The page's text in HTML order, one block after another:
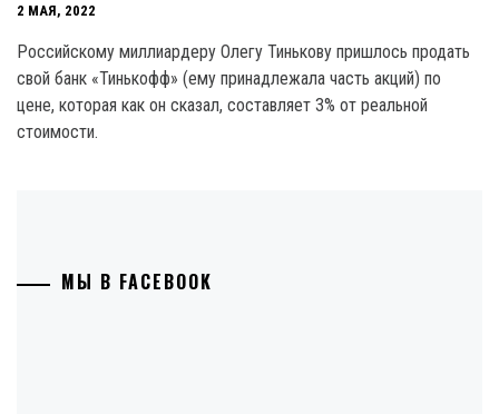
2 МАЯ, 2022
Российскому миллиардеру Олегу Тинькову пришлось продать
свой банк «Тинькофф» (ему принадлежала часть акций) по
цене, которая как он сказал, составляет 3% от реальной
стоимости.
МЫ В FACEBOOK